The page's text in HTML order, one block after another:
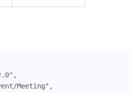
Meeting",